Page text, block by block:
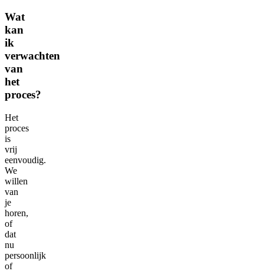
Wat
kan
ik
verwachten
van
het
proces?
Het
proces
is
vrij
eenvoudig.
We
willen
van
je
horen,
of
dat
nu
persoonlijk
of